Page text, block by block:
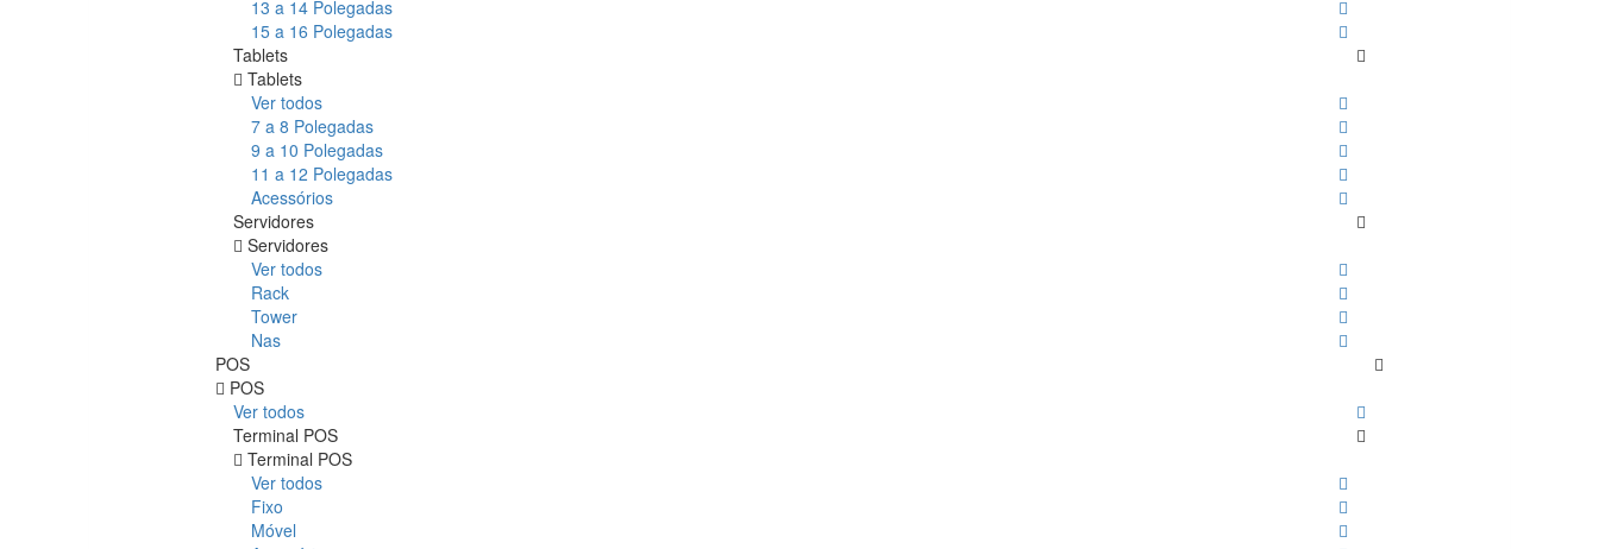
13 a 14 Polegadas
15 a 16 Polegadas
Tablets
Tablets
Ver todos
7 a 8 Polegadas
9 a 10 Polegadas
11 a 12 Polegadas
Acessórios
Servidores
Servidores
Ver todos
Rack
Tower
Nas
POS
POS
Ver todos
Terminal POS
Terminal POS
Ver todos
Fixo
Móvel